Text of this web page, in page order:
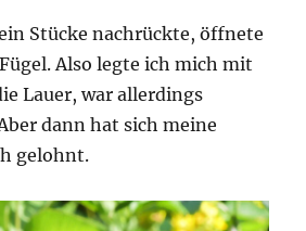
Stücke nachrückte, öffnete
Also legte ich mich mit
Lauer, war allerdings
dann hat sich meine
gelohnt.